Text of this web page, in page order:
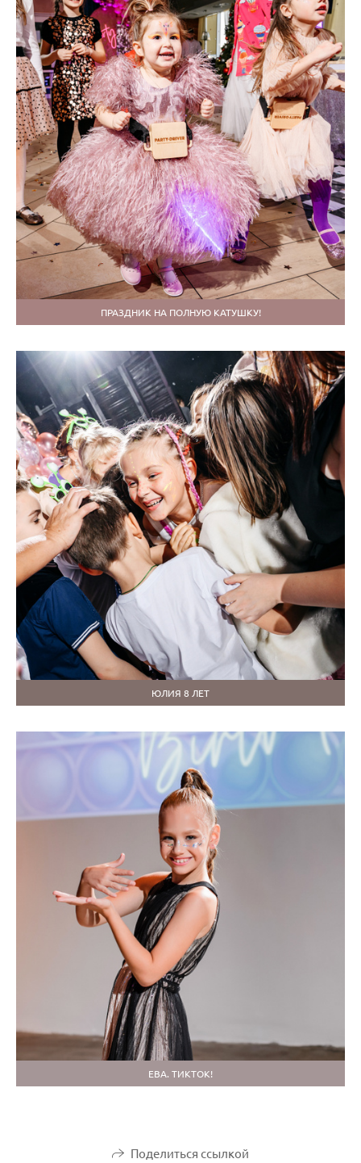
ПРАЗДНИК НА ПОЛНУЮ КАТУШКУ!
ЮЛИЯ 8 ЛЕТ
ЕВА. ТИКТОК!
Поделиться ссылкой